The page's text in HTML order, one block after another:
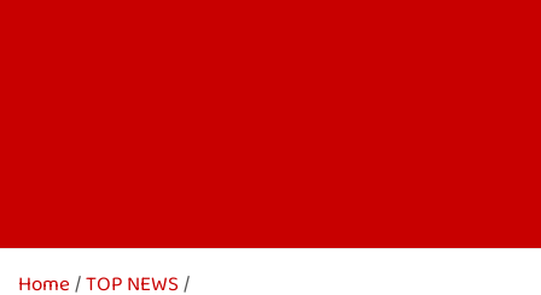
Home TOP NEWS